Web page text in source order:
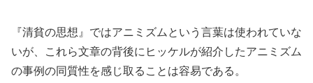
『清貧の思想』ではアニミズムという言葉は使われていな
いが、これら文章の背後にヒッケルが紹介したアニミズム
の事例の同質性を感じ取ることは容易である。